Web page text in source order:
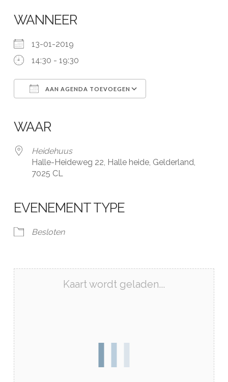
WANNEER
13-01-2019
14:30 - 19:30
AAN AGENDA TOEVOEGEN
WAAR
Heidehuus
Halle-Heideweg 22, Halle heide, Gelderland,
7025 CL
EVENEMENT TYPE
Besloten
Kaart wordt geladen...